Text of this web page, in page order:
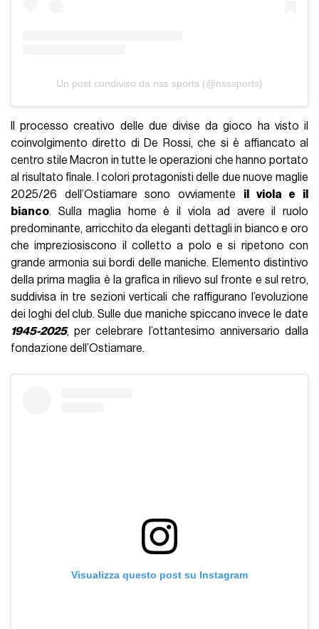
Un post condiviso da nss sports (@nsssports)
Il processo creativo delle due divise da gioco ha visto il
coinvolgimento diretto di De Rossi, che si è affiancato al
centro stile Macron in tutte le operazioni che hanno portato
al risultato finale. I colori protagonisti delle due nuove maglie
2025/26 dell’Ostiamare sono ovviamente il viola e il
bianco. Sulla maglia home è il viola ad avere il ruolo
predominante, arricchito da eleganti dettagli in bianco e oro
che impreziosiscono il colletto a polo e si ripetono con
grande armonia sui bordi delle maniche. Elemento distintivo
della prima maglia è la grafica in rilievo sul fronte e sul retro,
suddivisa in tre sezioni verticali che raffigurano l’evoluzione
dei loghi del club. Sulle due maniche spiccano invece le date
1945-2025, per celebrare l’ottantesimo anniversario dalla
fondazione dell’Ostiamare.
Visualizza questo post su Instagram